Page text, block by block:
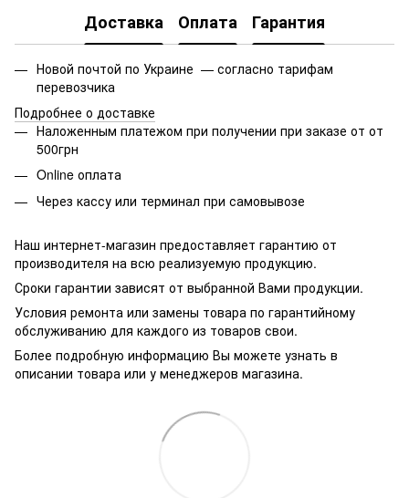
Доставка Оплата Гарантия
Новой почтой по Украине — согласно тарифам
перевозчика
Подробнее о доставке
Наложенным платежом при получении при заказе от от
500грн
Online оплата
Через кассу или терминал при самовывозе
Наш интернет-магазин предоставляет гарантию от
производителя на всю реализуемую продукцию.
Сроки гарантии зависят от выбранной Вами продукции.
Условия ремонта или замены товара по гарантийному
обслуживанию для каждого из товаров свои.
Более подробную информацию Вы можете узнать в
описании товара или у менеджеров магазина.